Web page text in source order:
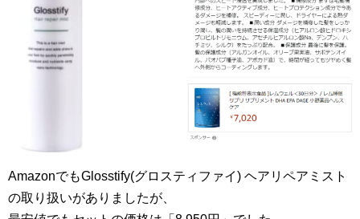
AmazonでもGlosstify(グロスティファイ) ヘアリペアミスト
の取り扱いがありましたが、